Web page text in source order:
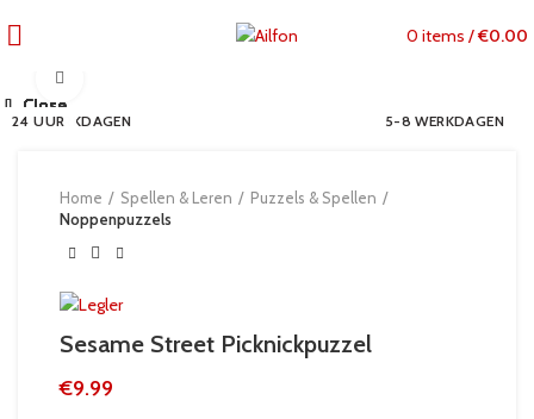
0 items /€0.00
5-8 WERKDAGEN
Home Spellen & Leren
Puzzels & Spellen
Noppenpuzzels
Sesame Street Picknickpuzzel
€9.99
24 UUR
Close
24 UUR
Close
24 UUR
Close
5-8 WERKDAGEN
Close
24 UUR
Close
5-8 WERKDAGEN
Close
24 UUR
Close
24 UUR
Close